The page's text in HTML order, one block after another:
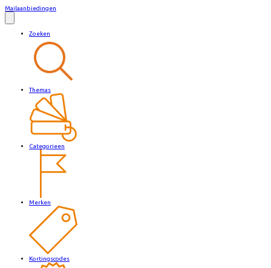
Mailaanbiedingen
Zoeken
Themas
Categorieen
Merken
Kortingscodes